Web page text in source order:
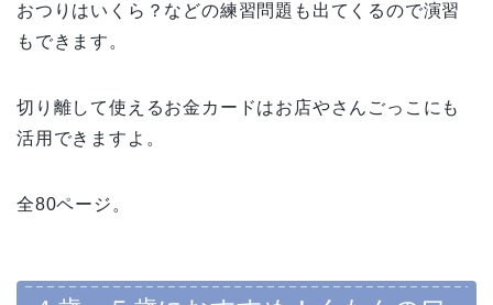
おつりはいくら？などの練習問題も出てくるので演習
もできます。
切り離して使えるお金カードはお店やさんごっこにも
活用できますよ。
全80ページ。